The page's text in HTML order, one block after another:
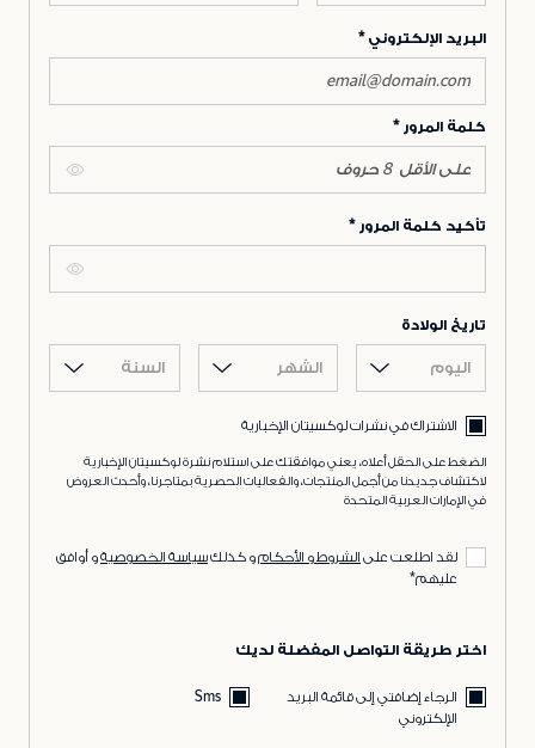
البريد الإلكتروني
كلمة المرور
تأكيد كلمة المرور
تاريخ الولادة
اليوم الشهر السنة
الاشتراك في نشرات لوكسيتان الإخبارية
الضغط على الحقل أعلاه، يعني موافقتك على استلام نشرة لوكسيتان الإخبارية
لاكتشاف جديدنا من أجمل المنتجات، والفعاليات الحصرية بمتاجرنا، وأحدث العروض
في الإمارات العربية المتحدة
لقد اطلعت على الشروط و الأحكامو كذلكسياسة الخصوصيةو أوافق
عليهم*
اختر طريقة التواصل المفضلة لديك
الرجاء إضافتي إلى قائمة البريد
الإلكتروني
Sms